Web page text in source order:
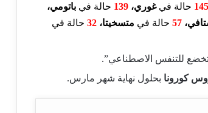
145 حالة فيغوري، 139 حالة في باتومي،
، 57 حالة في متسخيتا، 32 حالة في
كورونا بحلول نهاية شهر مارس.